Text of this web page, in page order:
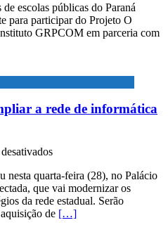
e
Pensar
oferece
escolas públicas do Paraná
para participar do Projeto O
GRPCOM em parceria com
a rede de informática
em
Conectada
vai
ampliar
a
nesta quarta-feira (28), no Palácio
que vai modernizar os
da rede estadual. Serão
de […]